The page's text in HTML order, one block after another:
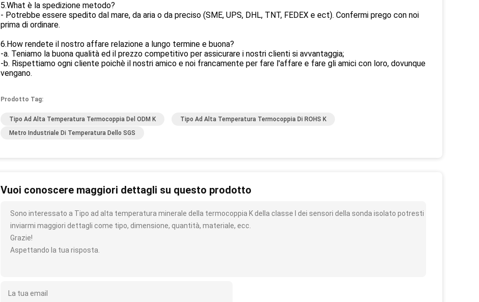
5.What è la spedizione metodo?
- Potrebbe essere spedito dal mare, da aria o da preciso (SME, UPS, DHL, TNT, FEDEX e ect). Confermi prego con noi
prima di ordinare.
6.How rendete il nostro affare relazione a lungo termine e buona?
-a. Teniamo la buona qualità ed il prezzo competitivo per assicurare i nostri clienti si avvantaggia;
-b. Rispettiamo ogni cliente poichè il nostri amico e noi francamente per fare l'affare e fare gli amici con loro, dovunque
vengano.
Prodotto Tag:
Tipo Ad Alta Temperatura Termocoppia Del ODM K
Tipo Ad Alta Temperatura Termocoppia Di ROHS K
Metro Industriale Di Temperatura Dello SGS
Vuoi conoscere maggiori dettagli su questo prodotto
Sono interessato a Tipo ad alta temperatura minerale della termocoppia K della classe I dei sensori della sonda isolato potresti
inviarmi maggiori dettagli come tipo, dimensione, quantità, materiale, ecc.
Grazie!
Aspettando la tua risposta.